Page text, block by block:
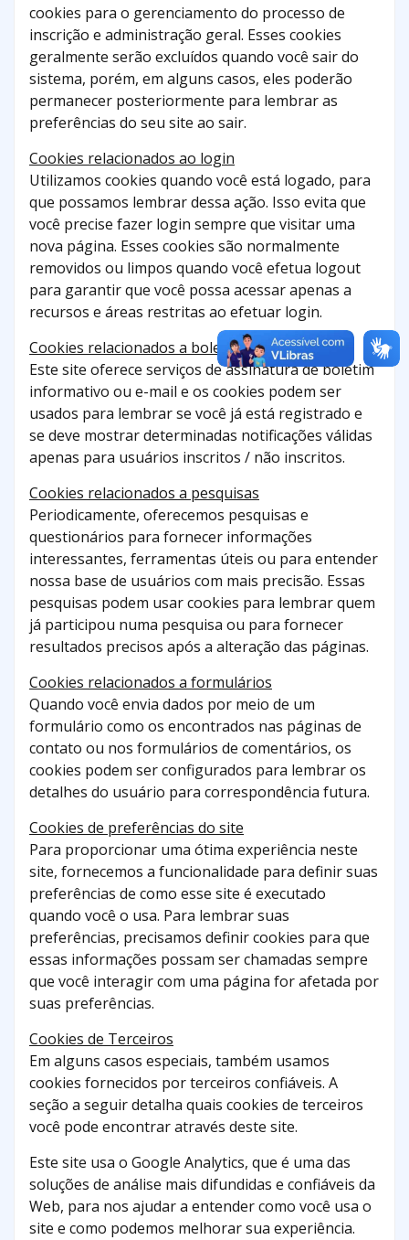
cookies para o gerenciamento do processo de
inscrição e administração geral. Esses cookies
geralmente serão excluídos quando você sair do
sistema, porém, em alguns casos, eles poderão
permanecer posteriormente para lembrar as
preferências do seu site ao sair.
Cookies relacionados ao login
Utilizamos cookies quando você está logado, para
que possamos lembrar dessa ação. Isso evita que
você precise fazer login sempre que visitar uma
nova página. Esses cookies são normalmente
removidos ou limpos quando você efetua logout
para garantir que você possa acessar apenas a
recursos e áreas restritas ao efetuar login.
Cookies relacionados a boletins por e-mail
Este site oferece serviços de assinatura de boletim
informativo ou e-mail e os cookies podem ser
usados ​​para lembrar se você já está registrado e
se deve mostrar determinadas notificações válidas
apenas para usuários inscritos / não inscritos.
Cookies relacionados a pesquisas
Periodicamente, oferecemos pesquisas e
questionários para fornecer informações
interessantes, ferramentas úteis ou para entender
nossa base de usuários com mais precisão. Essas
pesquisas podem usar cookies para lembrar quem
já participou numa pesquisa ou para fornecer
resultados precisos após a alteração das páginas.
Cookies relacionados a formulários
Quando você envia dados por meio de um
formulário como os encontrados nas páginas de
contato ou nos formulários de comentários, os
cookies podem ser configurados para lembrar os
detalhes do usuário para correspondência futura.
Cookies de preferências do site
Para proporcionar uma ótima experiência neste
site, fornecemos a funcionalidade para definir suas
preferências de como esse site é executado
quando você o usa. Para lembrar suas
preferências, precisamos definir cookies para que
essas informações possam ser chamadas sempre
que você interagir com uma página for afetada por
suas preferências.
Cookies de Terceiros
Em alguns casos especiais, também usamos
cookies fornecidos por terceiros confiáveis. A
seção a seguir detalha quais cookies de terceiros
você pode encontrar através deste site.
Este site usa o Google Analytics, que é uma das
soluções de análise mais difundidas e confiáveis ​​da
Web, para nos ajudar a entender como você usa o
site e como podemos melhorar sua experiência.